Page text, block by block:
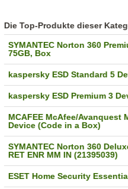
Die Top-Produkte dieser
SYMANTEC Norton 360
75GB, Box
kaspersky ESD Standard 5
kaspersky ESD Premium 3
MCAFEE McAfee/Avanquest
Device (Code in a Box)
SYMANTEC Norton 360
RET ENR MM IN (21395039)
ESET Home Security